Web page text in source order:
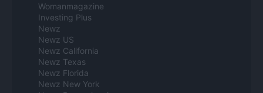
Womanmagazine
Investing Plus
Newz
Newz US
Newz California
Newz Texas
Newz Florida
Newz New York